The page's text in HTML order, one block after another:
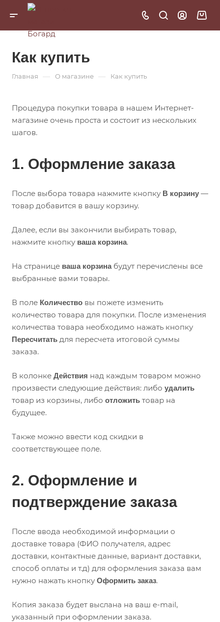
Как купить
Главная — О магазине — Как купить
Процедура покупки товара в нашем Интернет-
магазине очень проста и состоит из нескольких
шагов.
1. Оформление заказа
После выбора товара нажмите кнопку В корзину —
товар добавится в вашу корзину.
Далее, если вы закончили выбирать товар,
нажмите кнопку ваша корзина.
На странице ваша корзинабудут перечислены все
выбранные вами товары.
В поле Количество вы пожете изменить
количество товара для покупки. После изменения
количества товара необходимо нажать кнопку
Пересчитать для пересчета итоговой суммы
заказа.
В колонке Действия над каждым товаром можно
произвести следующие действия: либо удалить
товар из корзины, либо отложить товар на
будущее.
Также можно ввести код скидки в
соответствующее поле.
2. Оформление и
подтверждение заказа
После ввода необходимой информации о
доставке товара (ФИО получателя, адрес
доставки, контактные данные, вариант доставки,
способ оплаты и т.д) для оформления заказа вам
нужно нажать кнопку Оформить заказ.
Копия заказа будет выслана на ваш e-mail,
указанный при оформлении заказа.